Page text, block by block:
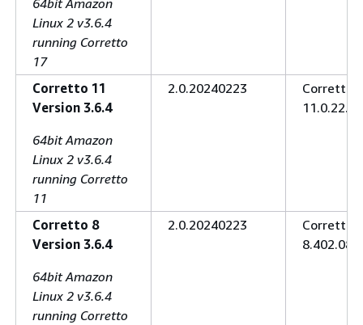
Linux 2 v3.6.4
running Corretto
17
Corretto 11
Version 3.6.4
64bit Amazon
Linux 2 v3.6.4
running Corretto
11
2.0.20240223
Corretto
Corretto 8
Version 3.6.4
64bit Amazon
Linux 2 v3.6.4
running Corretto
2.0.20240223
Corretto
8.402.08.1